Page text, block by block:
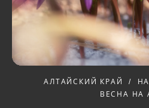
АЛТАЙСКИЙ КРАЙ
ВЕСНА НА